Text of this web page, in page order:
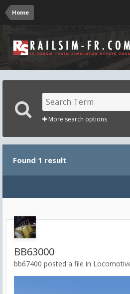
Home
More search options
Found 1 result
BB63000
bb67400 posted a file in